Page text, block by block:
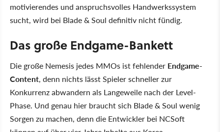
motivierendes und anspruchsvolles Handwerkssystem
sucht, wird bei Blade & Soul definitiv nicht fündig.
Das große Endgame-Bankett
Die große Nemesis jedes MMOs ist fehlender Endgame-
Content, denn nichts lässt Spieler schneller zur
Konkurrenz abwandern als Langeweile nach der Level-
Phase. Und genau hier braucht sich Blade & Soul wenig
Sorgen zu machen, denn die Entwickler bei NCSoft